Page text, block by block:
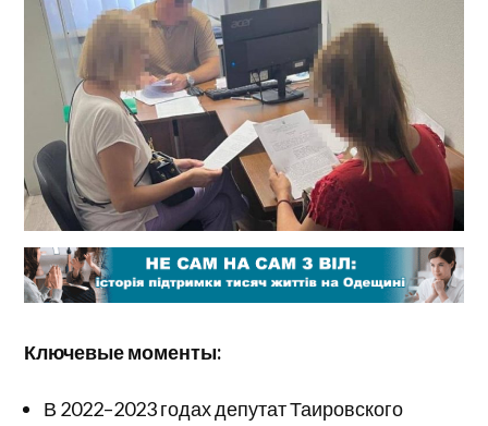
Ключевые моменты:
В 2022–2023 годах депутат Таировского